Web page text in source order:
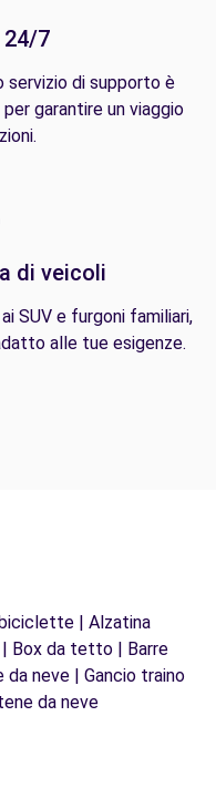
7
servizio di supporto è
garantire un viaggio
di veicoli
SUV e furgoni familiari,
alle tue esigenze.
| Alzatina
Box da tetto | Barre
neve | Gancio traino
da neve